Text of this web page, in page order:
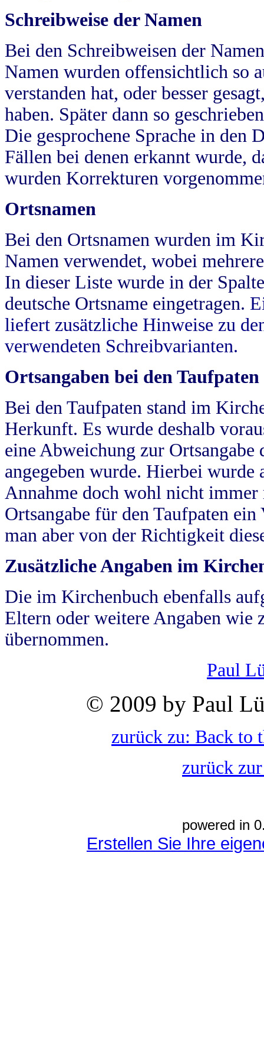
Schreibweise der Namen
Bei den Schreibweisen der
Namen wurden offensichtlich so
verstanden hat, oder besser
haben. Später dann so
Die gesprochene Sprache in
Fällen bei denen erkannt wurde,
wurden Korrekturen
Ortsnamen
Bei den Ortsnamen wurden im
Namen verwendet, wobei
In dieser Liste wurde in der
deutsche Ortsname eingetragen.
liefert zusätzliche Hinweise zu
verwendeten Schreibvarianten.
Ortsangaben bei den Taufpaten
Bei den Taufpaten stand im
Herkunft. Es wurde deshalb
eine Abweichung zur
angegeben wurde. Hierbei wurde
Annahme doch wohl nicht
Ortsangabe für den Taufpaten
man aber von der Richtigkeit
Zusätzliche Angaben im
Die im Kirchenbuch ebenfalls
Eltern oder weitere Angaben wie
übernommen.
Paul
© 2009 by Paul
zurück zu: Back to
zurück
powered in
Erstellen Sie Ihre